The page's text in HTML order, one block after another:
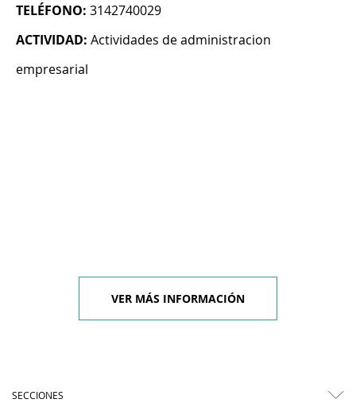
TELÉFONO: 3142740029
ACTIVIDAD: Actividades de administracion
empresarial
VER MÁS INFORMACIÓN
SECCIONES